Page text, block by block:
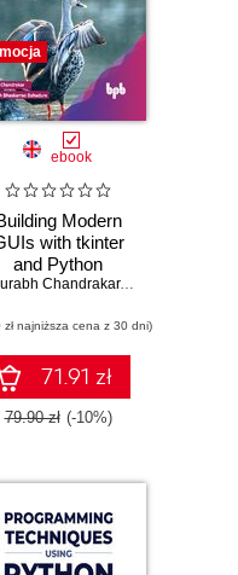
Bahadure
ebook
Modern
with tkinter
and Python
Saurabh Chandrakar
,Dr. Nilesh
zł najniższa cena z 30 dni)
71.91 zł
79.90 zł (-10%)